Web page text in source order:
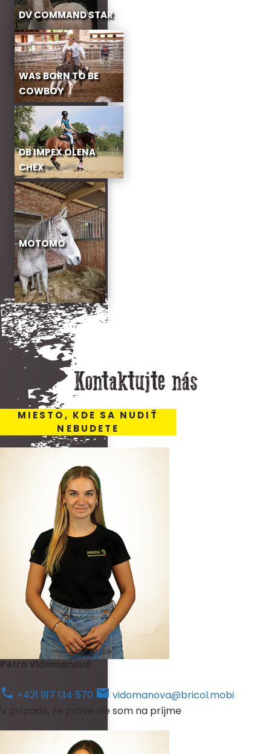
DV COMMAND STAR
WAS BORN TO BE
COWBOY
DB IMPEX OLENA
CHEX
MOTOMO
Kontaktujte nás
MIESTO, KDE SA NUDIŤ
NEBUDETE
Petra Vidomanová
+421 917 134 570
vidomanova@bricol.mobi
V prípade, že práve nie som na príjme